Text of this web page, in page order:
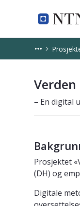
NTNU
– En digital
Prosjektet
(DH) og
Digitale